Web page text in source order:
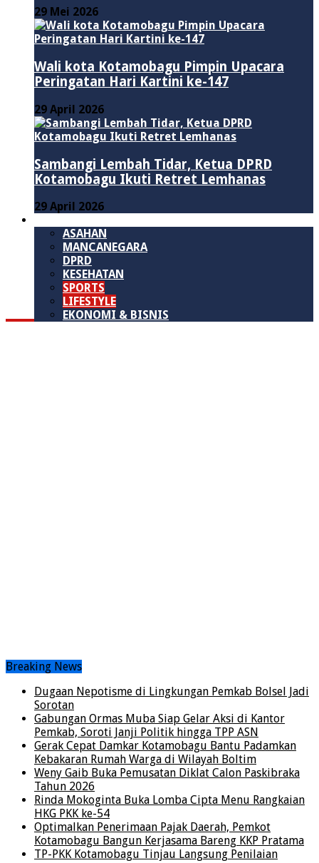
29 Mei 2026
Wali kota Kotamobagu Pimpin Upacara
Peringatan Hari Kartini ke-147
29 April 2026
Sambangi Lembah Tidar, Ketua DPRD
Kotamobagu Ikuti Retret Lemhanas
29 April 2026
ASAHAN
MANCANEGARA
DPRD
KESEHATAN
SPORTS
LIFESTYLE
EKONOMI & BISNIS
Breaking News
Dugaan Nepotisme di Lingkungan Pemkab Bolsel Jadi
Sorotan
Gabungan Ormas Muba Siap Gelar Aksi di Kantor
Pemkab, Soroti Janji Politik hingga TPP ASN
Gerak Cepat Damkar Kotamobagu Bantu Padamkan
Kebakaran Rumah Warga di Wilayah Boltim
Weny Gaib Buka Pemusatan Diklat Calon Paskibraka
Tahun 2026
Rinda Mokoginta Buka Lomba Cipta Menu Rangkaian
HKG PKK ke-54
Optimalkan Penerimaan Pajak Daerah, Pemkot
Kotamobagu Bangun Kerjasama Bareng KKP Pratama
TP-PKK Kotamobagu Tinjau Langsung Penilaian